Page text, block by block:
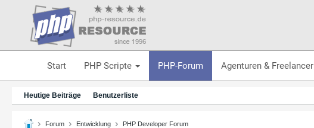
Start PHP Scripte PHP-Forum Agenturen & Freelancer
Heutige Beiträge Benutzerliste
Forum Entwicklung PHP Developer Forum